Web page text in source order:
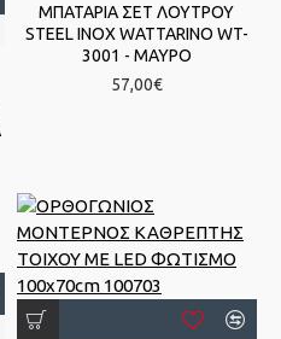
ΜΠΑΤΑΡΙΑ ΣΕΤ ΛΟΥΤΡΟΥ
STEEL INOX WATTARINO WT-
3001 - ΜΑΥΡΟ
57,00€